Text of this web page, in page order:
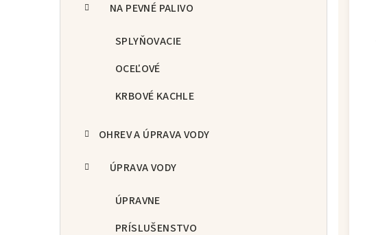
NA PEVNÉ PALIVO
SPLYŇOVACIE
OCEĽOVÉ
KRBOVÉ KACHLE
OHREV A ÚPRAVA VODY
ÚPRAVA VODY
ÚPRAVNE
PRÍSLUŠENSTVO